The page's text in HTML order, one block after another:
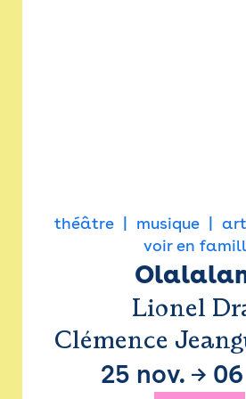
théâtre musique
voir en
Lionel
Clémence
25 nov. →